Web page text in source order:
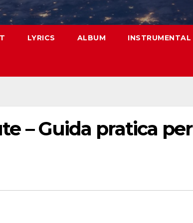
LYRICS ALBUM INSTRUMENTAL
– Guida pratica per